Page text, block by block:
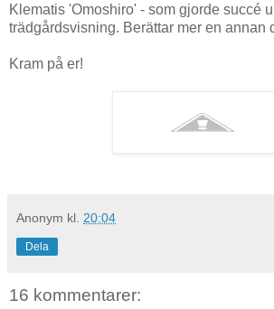
Klematis 'Omoshiro' - som gjorde succé
trädgårdsvisning. Berättar mer en annan
Kram på er!
Anonym kl. 20:04
Dela
16 kommentarer: